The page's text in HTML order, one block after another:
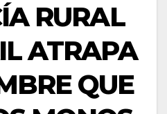
RURAL
ATRAPA
QUE